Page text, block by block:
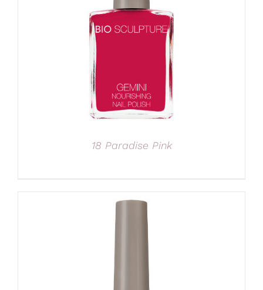
18 Paradise Pink